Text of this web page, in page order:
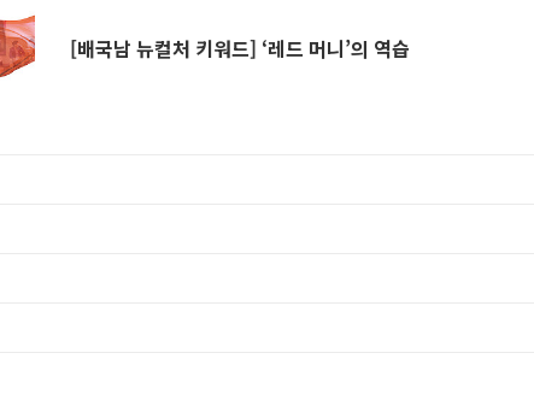
[배국남 뉴컬처 키워드] ‘레드 머니’의 역습